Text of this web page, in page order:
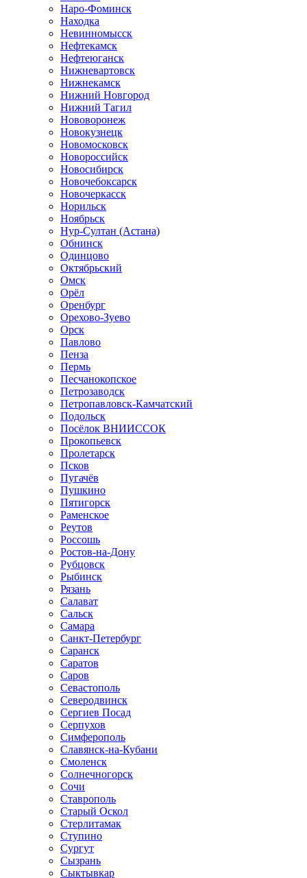
Наро-Фоминск
Находка
Невинномысск
Нефтекамск
Нефтеюганск
Нижневартовск
Нижнекамск
Нижний Новгород
Нижний Тагил
Нововоронеж
Новокузнецк
Новомосковск
Новороссийск
Новосибирск
Новочебоксарск
Новочеркасск
Норильск
Ноябрьск
Нур-Султан (Астана)
Обнинск
Одинцово
Октябрьский
Омск
Орёл
Оренбург
Орехово-Зуево
Орск
Павлово
Пенза
Пермь
Песчанокопское
Петрозаводск
Петропавловск-Камчатский
Подольск
Посёлок ВНИИССОК
Прокопьевск
Пролетарск
Псков
Пугачёв
Пушкино
Пятигорск
Раменское
Реутов
Россошь
Ростов-на-Дону
Рубцовск
Рыбинск
Рязань
Салават
Сальск
Самара
Санкт-Петербург
Саранск
Саратов
Саров
Севастополь
Северодвинск
Сергиев Посад
Серпухов
Симферополь
Славянск-на-Кубани
Смоленск
Солнечногорск
Сочи
Ставрополь
Старый Оскол
Стерлитамак
Ступино
Сургут
Сызрань
Сыктывкар